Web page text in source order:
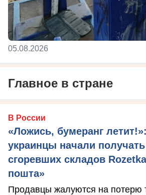
05.08.2026
Главное в стране
В России
«Ложись, бумеранг
украинцы начали
сгоревших складов
пошта»
Продавцы жалуются на потерю